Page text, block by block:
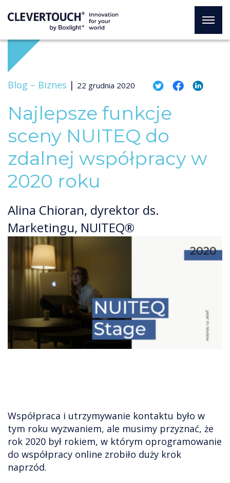
Blog – Biznes | 22 grudnia 2020
Najlepsze funkcje
sceny NUITEQ do
zdalnej współpracy w
2020 roku
Alina Chioran, dyrektor ds.
Marketingu, NUITEQ®
Współpraca i utrzymywanie kontaktu było w
tym roku wyzwaniem, ale musimy przyznać, że
rok 2020 był rokiem, w którym oprogramowanie
do współpracy online zrobiło duży krok
naprzód.